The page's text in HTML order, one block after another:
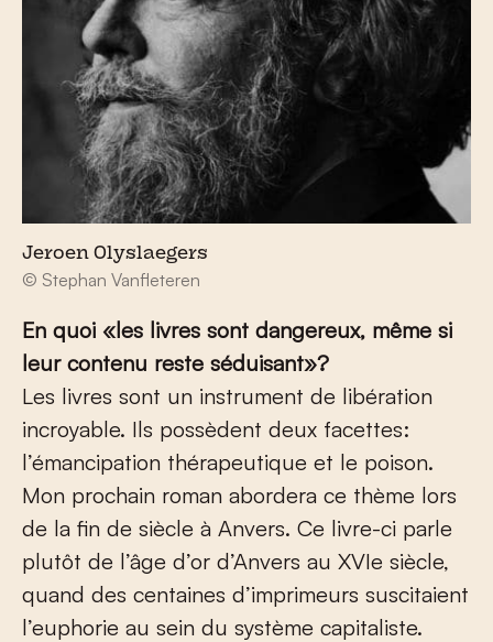
Jeroen Olyslaegers
© Stephan Vanfleteren
En quoi «les livres sont dangereux, même si
leur contenu reste séduisant»?
Les livres sont un instrument de libération
incroyable. Ils possèdent deux facettes:
l’émancipation thérapeutique et le poison.
Mon prochain roman abordera ce thème lors
de la fin de siècle à Anvers. Ce livre-ci parle
plutôt de l’âge d’or d’Anvers au XVIe siècle,
quand des centaines d’imprimeurs suscitaient
l’euphorie au sein du système capitaliste.